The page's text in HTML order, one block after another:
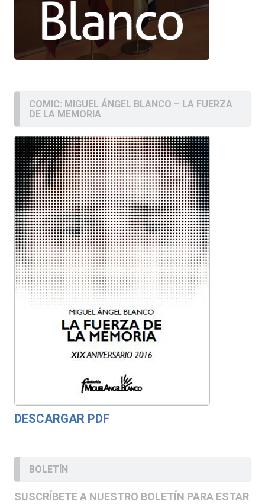
COMIC: MIGUEL ÁNGEL BLANCO – LA FUERZA
DE LA MEMORIA
DESCARGAR PDF
BOLETÍN
SUSCRÍBETE A NUESTRO BOLETÍN PARA ESTAR